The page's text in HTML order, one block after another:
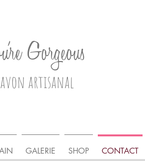
Gorgeous
artisanal
GALERIE SHOP CONTACT